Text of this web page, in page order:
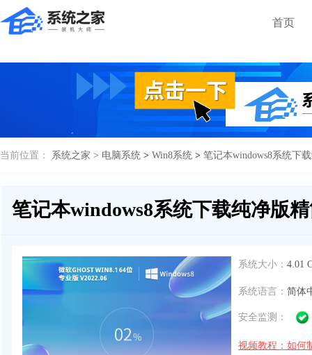
首页
当前位置： 系统之家 > 电脑系统 > Win8系统 > 笔记本windows8系统下
笔记本windows8系统下载纯净版
系统大小： 4.01
系统语言： 简体
安全监测：
视频教程：如何